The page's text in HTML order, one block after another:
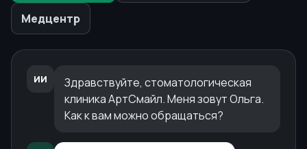
Медцентр
ИИ
Здравствуйте, стоматологическая
клиника АртСмайл. Меня зовут Ольга.
Как к вам можно обращаться?